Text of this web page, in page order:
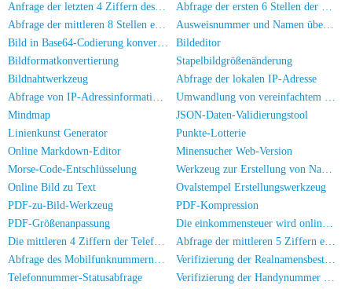
Anfrage der letzten 4 Ziffern des Personalausweises
Abfrage der ersten 6 Stellen der Personalausweiskennung
Abfrage der mittleren 8 Stellen eines Personalausweises
Ausweisnummer und Namen überprüfen
Bild in Base64-Codierung konvertieren
Bildeditor
Bildformatkonvertierung
Stapelbildgrößenänderung
Bildnahtwerkzeug
Abfrage der lokalen IP-Adresse
Abfrage von IP-Adressinformationen
Umwandlung von vereinfachtem zu traditionellem Chinesisch
Mindmap
JSON-Daten-Validierungstool
Linienkunst Generator
Punkte-Lotterie
Online Markdown-Editor
Minensucher Web-Version
Morse-Code-Entschlüsselung
Werkzeug zur Erstellung von Namensstempeln
Online Bild zu Text
Ovalstempel Erstellungswerkzeug
PDF-zu-Bild-Werkzeug
PDF-Kompression
PDF-Größenanpassung
Die einkommensteuer wird online berechnet
Die mittleren 4 Ziffern der Telefonnummer abfragen
Abfrage der mittleren 5 Ziffern einer Telefonnummer
Abfrage des Mobilfunknummern-Herkunftsorts
Verifizierung der Realnamensbestätigung für die Handynummer
Telefonnummer-Statusabfrage
Verifizierung der Handynummer und des Namens